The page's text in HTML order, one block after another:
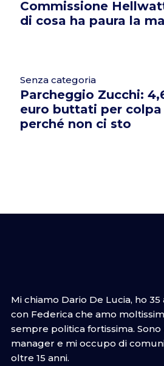
Commissione
di cosa ha paura la
Senza categoria
Parcheggio Zucchi:
euro buttati per colpa
perché non ci sto
Mi chiamo Dario De Lucia, ho
con Federica che amo
sempre politica fortissima.
manager e mi occupo di
oltre 15 anni.